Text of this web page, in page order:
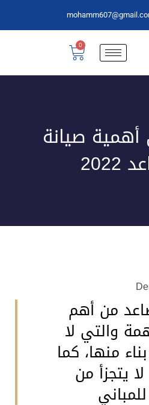
0
صيانة
من أهم
والتي لا
منها، كما
يتجزأ من